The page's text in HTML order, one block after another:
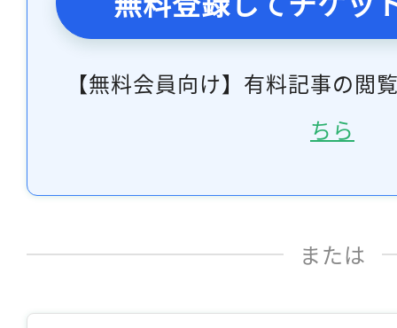
【無料会員向け】有料記事の閲
ちら
または